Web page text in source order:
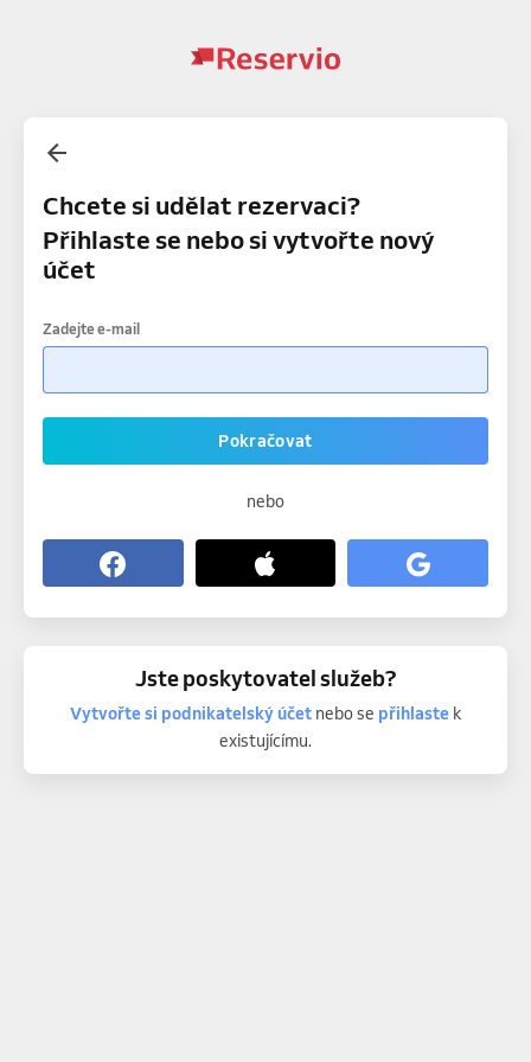
Chcete si udělat rezervaci?
Přihlaste se nebo si vytvořte nový
účet
Zadejte e-mail
Pokračovat
nebo
Jste poskytovatel služeb?
Vytvořte si podnikatelský účetnebo se přihlastek
existujícímu.